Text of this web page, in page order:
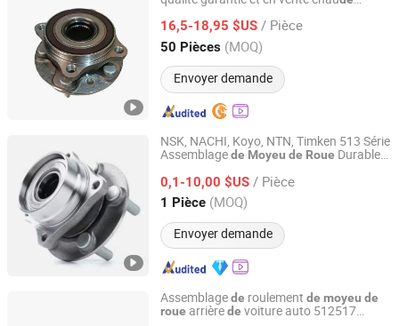
Gx732c300bb pièce automobile
moyeu
rouepour Jaguar
16,5-18,95 $US / Pièce
50 Pièces (MOQ)
Envoyer demande
Guangzhou Keya Machinery Co., Ltd.
Guangdong, China Depuis 2025
NSK, NACHI, Koyo, NTN, Timken 513 Série
Assemblagede Moyeu de Roue Durable
0,1-10,00 $US / Pièce
1 Pièce (MOQ)
Envoyer demande
Shanghai Luvivo Supply Chain Management Co., Ltd.
Shanghai, China Depuis 2026
Assemblagede roulement de moyeu de
roue arrièrede voiture auto 512517
Guangzhou Keya Machinery Co., Ltd.